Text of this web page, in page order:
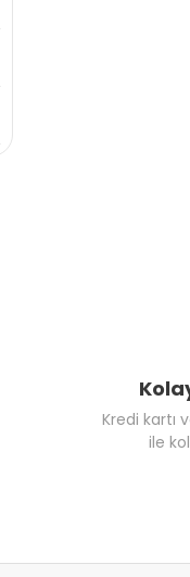
Kredi kartı
ile